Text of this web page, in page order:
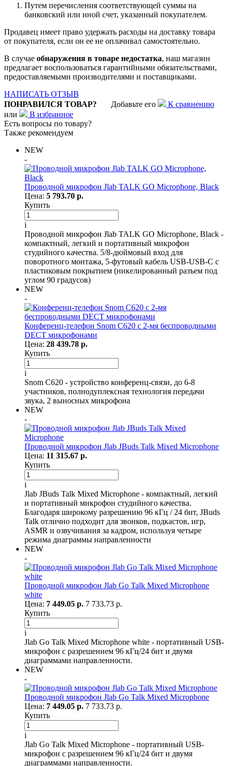
Путем перечисления соответствующей суммы на
банковский или иной счет, указанный покупателем.
Продавец имеет право удержать расходы на доставку товара
от покупателя, если он ее не оплачивал самостоятельно.
В случае обнаружения в товаре недостатка, наш магазин
предлагает воспользоваться гарантийными обязательствами,
предоставляемыми производителями и поставщиками.
НАПИСАТЬ ОТЗЫВ
ПОНРАВИЛСЯ ТОВАР? Добавьте его
К сравнению
или
В избранное
Есть вопросы по товару?
Также рекомендуем
NEW
-
Проводной микрофон Jlab TALK GO Microphone, Black
Цена: 5 793.70 р.
Купить
i
Проводной микрофон Jlab TALK GO Microphone, Black -
компактный, легкий и портативный микрофон
студийного качества. 5/8-дюймовый вход для
поворотного монтажа, 5-футовый кабель USB-USB-C с
пластиковым покрытием (никелированный разъем под
углом 90 градусов)
NEW
-
Конференц-телефон Snom C620 с 2-мя беспроводными
DECT микрофонами
Цена: 28 439.78 р.
Купить
i
Snom C620 - устройство конференц-связи, до 6-8
участников, полнодуплексная технология передачи
звука, 2 выносных микрофона
NEW
-
Проводной микрофон Jlab JBuds Talk Mixed Microphone
Цена: 11 315.67 р.
Купить
i
Jlab JBuds Talk Mixed Microphone - компактный, легкий
и портативный микрофон студийного качества.
Благодаря широкому разрешению 96 кГц / 24 бит, JBuds
Talk отлично подходит для звонков, подкастов, игр,
ASMR и озвучивания за кадром, используя четыре
режима диаграммы направленности
NEW
-
Проводной микрофон Jlab Go Talk Mixed Microphone
white
Цена: 7 449.05 р. 7 733.73 р.
Купить
i
Jlab Go Talk Mixed Microphone white - ​​портативный USB-
микрофон с разрешением 96 кГц/24 бит и двумя
диаграммами направленности.
NEW
-
Проводной микрофон Jlab Go Talk Mixed Microphone
Цена: 7 449.05 р. 7 733.73 р.
Купить
i
Jlab Go Talk Mixed Microphone - ​​портативный USB-
микрофон с разрешением 96 кГц/24 бит и двумя
диаграммами направленности.